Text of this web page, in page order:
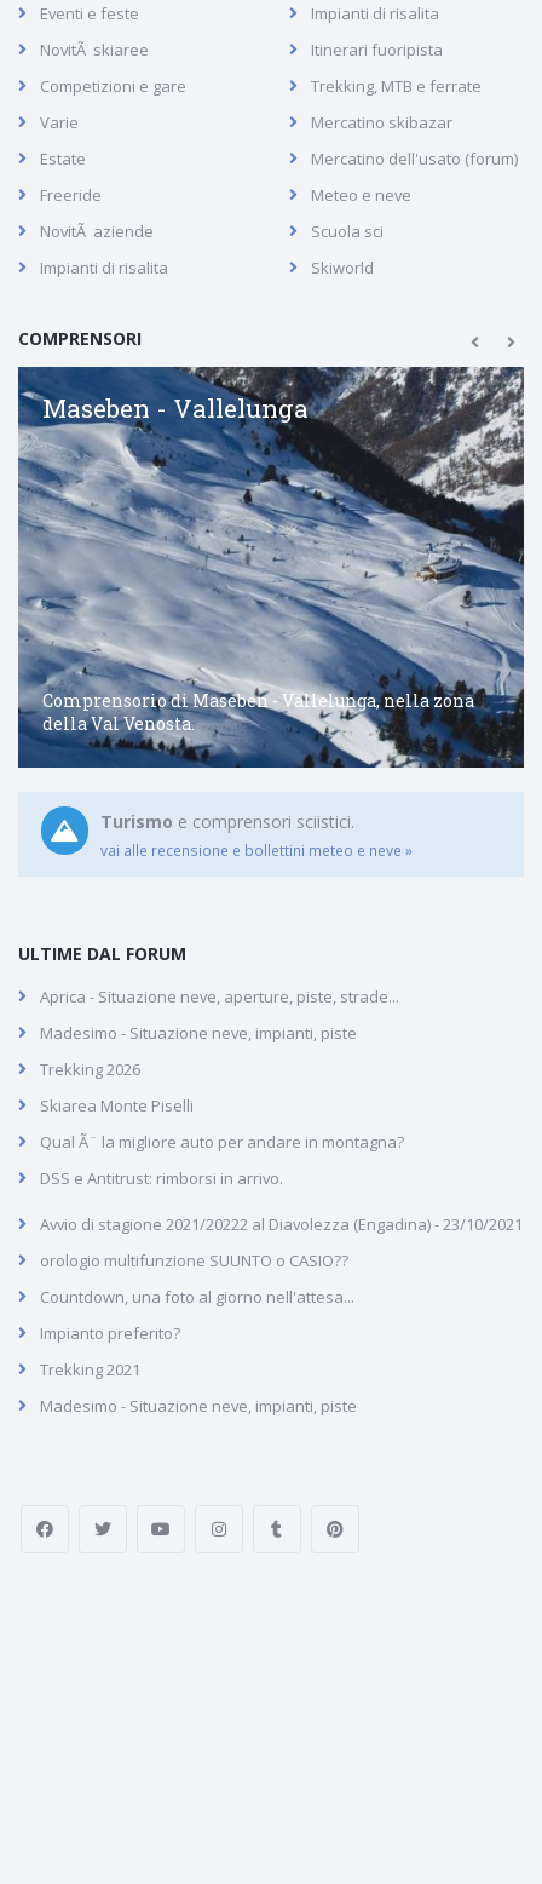
Eventi e feste
NovitÃ skiaree
Competizioni e gare
Varie
Estate
Freeride
NovitÃ aziende
Impianti di risalita
Impianti di risalita
Itinerari fuoripista
Trekking, MTB e ferrate
Mercatino skibazar
Mercatino dell'usato (forum)
Meteo e neve
Scuola sci
Skiworld
COMPRENSORI
Maseben - Vallelunga
Comprensorio di Maseben - Vallelunga, nella zona
della Val Venosta.
Turismo e comprensori sciistici.
vai alle recensione e bollettini meteo e neve »
ULTIME DAL FORUM
Aprica - Situazione neve, aperture, piste, strade...
Madesimo - Situazione neve, impianti, piste
Trekking 2026
Skiarea Monte Piselli
Qual Ã¨ la migliore auto per andare in montagna?
DSS e Antitrust: rimborsi in arrivo.
Avvio di stagione 2021/20222 al Diavolezza (Engadina) - 23/10/2021
orologio multifunzione SUUNTO o CASIO??
Countdown, una foto al giorno nell'attesa...
Impianto preferito?
Trekking 2021
Madesimo - Situazione neve, impianti, piste